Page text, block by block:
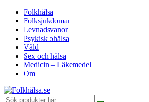
Folkhälsa
Folksjukdomar
Levnadsvanor
Psykisk ohälsa
Våld
Sex och hälsa
Medicin – Läkemedel
Om